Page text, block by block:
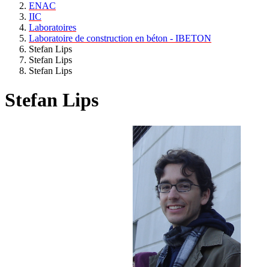
ENAC
IIC
Laboratoires
Laboratoire de construction en béton - IBETON
Stefan Lips
Stefan Lips
Stefan Lips
Stefan Lips